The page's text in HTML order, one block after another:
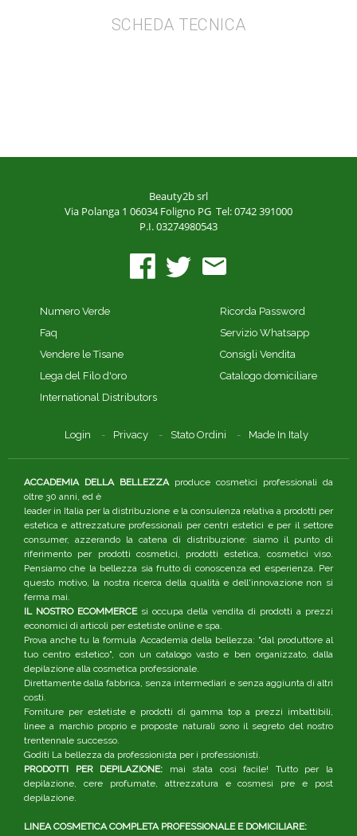
SCHEDA TECNICA
Beauty2b srl
Via Polanga 1 06034 Foligno PG Tel: 0742 391000
P.I. 03274980543
Numero Verde
Faq
Vendere le Tisane
Lega del Filo d'oro
International Distributors
Ricorda Password
Servizio Whatsapp
Consigli Vendita
Catalogo domiciliare
Login Privacy Stato Ordini Made In Italy
ACCADEMIA DELLA BELLEZZAproduce cosmetici professionali da
oltre 30 anni, ed è
leader in Italia per la distribuzione e la consulenza relativa a prodotti per
estetica e attrezzature professionali per centri estetici e per il settore
consumer, azzerando la catena di distribuzione: siamo il punto di
riferimento per prodotti cosmetici, prodotti estetica, cosmetici viso.
Pensiamo che la bellezza sia frutto di conoscenza ed esperienza. Per
questo motivo, la nostra ricerca della qualità e dell'innovazione non si
ferma mai.
IL NOSTRO ECOMMERCEsi occupa della vendita di prodotti a prezzi
economici di articoli per estetiste online e spa.
Prova anche tu la formula Accademia della bellezza: "dal produttore al
tuo centro estetico", con un catalogo vasto e ben organizzato, dalla
depilazione alla cosmetica professionale.
Direttamente dalla fabbrica, senza intermediari e senza aggiunta di altri
costi.
Forniture per estetiste e prodotti di gamma top a prezzi imbattibili,
linee a marchio proprio e proposte naturali sono il segreto del nostro
trentennale successo.
Goditi La bellezza da professionista per i professionisti.
PRODOTTI PER DEPILAZIONE: mai stata così facile! Tutto per la
depilazione, cere profumate, attrezzatura e cosmesi pre e post
depilazione.
LINEA COSMETICA COMPLETA PROFESSIONALE E DOMICILIARE: